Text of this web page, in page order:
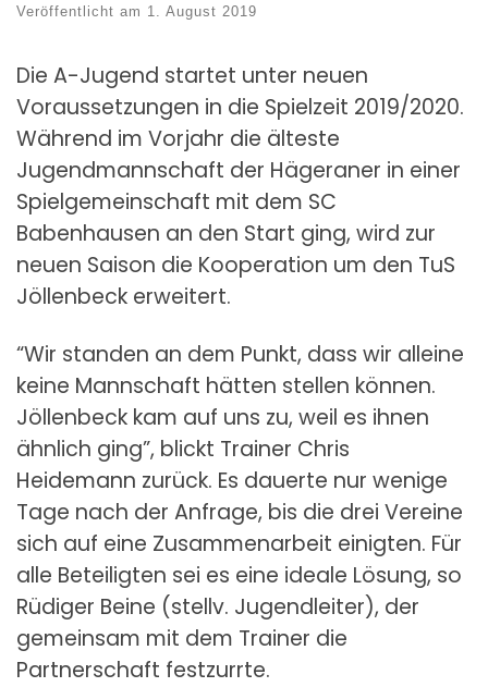
Veröffentlicht am 1. August 2019
Die A-Jugend startet unter neuen
Voraussetzungen in die Spielzeit 2019/2020.
Während im Vorjahr die älteste
Jugendmannschaft der Hägeraner in einer
Spielgemeinschaft mit dem SC
Babenhausen an den Start ging, wird zur
neuen Saison die Kooperation um den TuS
Jöllenbeck erweitert.
“Wir standen an dem Punkt, dass wir alleine
keine Mannschaft hätten stellen können.
Jöllenbeck kam auf uns zu, weil es ihnen
ähnlich ging”, blickt Trainer Chris
Heidemann zurück. Es dauerte nur wenige
Tage nach der Anfrage, bis die drei Vereine
sich auf eine Zusammenarbeit einigten. Für
alle Beteiligten sei es eine ideale Lösung, so
Rüdiger Beine (stellv. Jugendleiter), der
gemeinsam mit dem Trainer die
Partnerschaft festzurrte.